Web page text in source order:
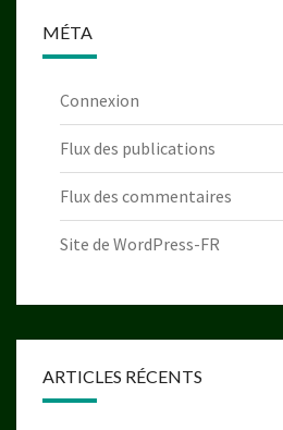
MÉTA
Connexion
Flux des publications
Flux des commentaires
Site de WordPress-FR
ARTICLES RÉCENTS